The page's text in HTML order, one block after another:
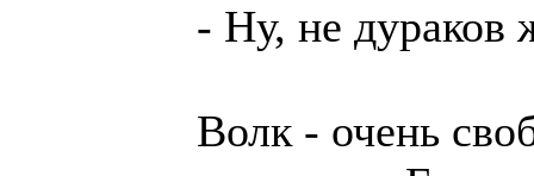
- Ну, не дураков
Волк - очень